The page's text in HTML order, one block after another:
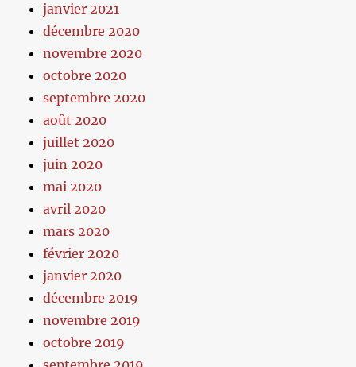
janvier 2021
décembre 2020
novembre 2020
octobre 2020
septembre 2020
août 2020
juillet 2020
juin 2020
mai 2020
avril 2020
mars 2020
février 2020
janvier 2020
décembre 2019
novembre 2019
octobre 2019